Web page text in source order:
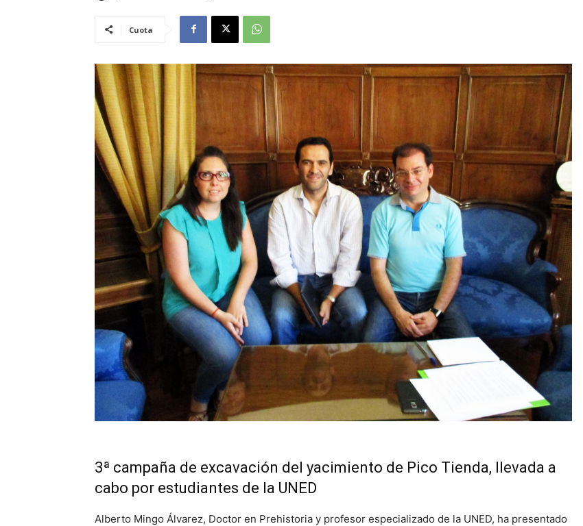
Cuota
3ª campaña de excavación del yacimiento de Pico Tienda, llevada a
cabo por estudiantes de la UNED
Alberto Mingo Álvarez, Doctor en Prehistoria y profesor especializado de la UNED, ha presentado